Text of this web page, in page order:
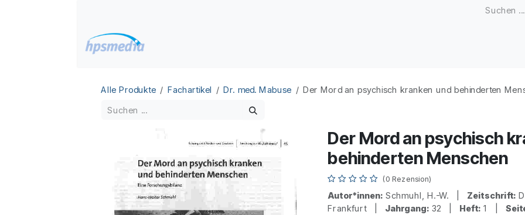
Alle Produkte Fachartikel Dr. med. Mabuse Der Mord an psychisch kranken und behinderten
Der Mord an psychisch
behinderten Menschen
(0 Rezension)
Autor*innen: Schmuhl, H.-W. | Zeitschrift:
Frankfurt | Jahrgang: 32 | Heft: 1 |